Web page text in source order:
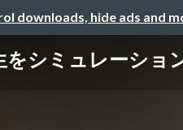
downloads, hide ads and
シミュレーショ